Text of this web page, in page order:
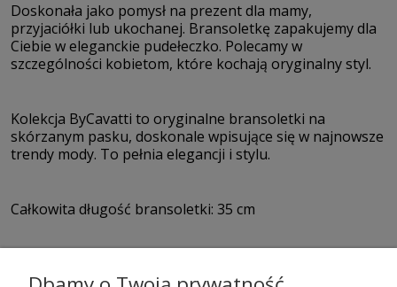
Doskonała jako pomysł na prezent dla mamy,
przyjaciółki lub ukochanej. Bransoletkę zapakujemy dla
Ciebie w eleganckie pudełeczko. Polecamy w
szczególności kobietom, które kochają oryginalny styl.
Kolekcja ByCavatti to oryginalne bransoletki na
skórzanym pasku, doskonale wpisujące się w najnowsze
trendy mody. To pełnia elegancji i stylu.
Całkowita długość bransoletki: 35 cm